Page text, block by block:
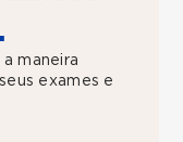
maneira
exames e